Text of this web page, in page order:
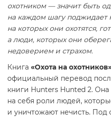
охотником — значит быть
на каждом шагу поджидает
на которых они охотятся,
а люди, которых они
недоверием и страхом.
Книга «Охота на
официальный перевод
книги Hunters Hunted 2.
на себя роли людей,
и уничтожают нечисть.